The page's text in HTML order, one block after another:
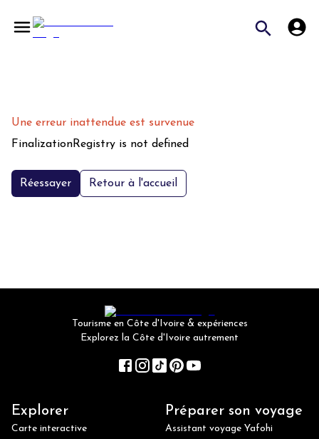
Une erreur inattendue est survenue
FinalizationRegistry is not defined
Réessayer Retour à l'accueil
Tourisme en Côte d'Ivoire & expériences
Explorez la Côte d'Ivoire autrement
Explorer
Carte interactive
Préparer son voyage
Assistant voyage Yafohi